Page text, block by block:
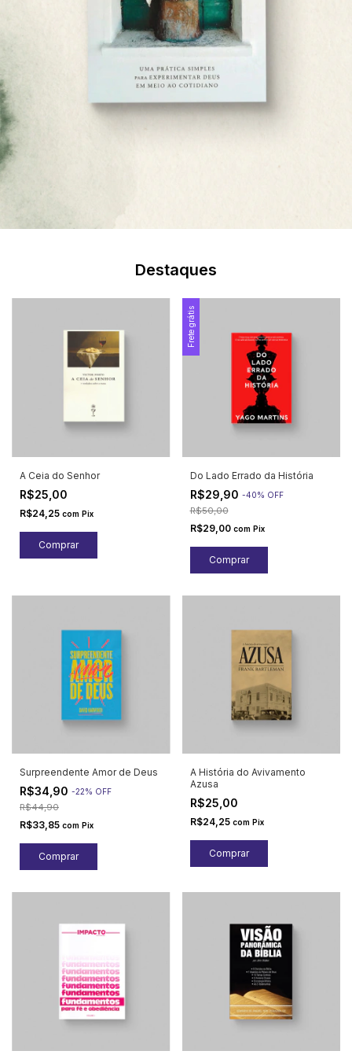
Destaques
A Ceia do Senhor
R$25,00
R$24,25 com Pix
Frete grátis
Do Lado Errado da História
R$29,90 -40% OFF
R$50,00
R$29,00 com Pix
Surpreendente Amor de Deus
R$34,90 -22% OFF
R$44,90
R$33,85 com Pix
A História do Avivamento
Azusa
R$25,00
R$24,25 com Pix